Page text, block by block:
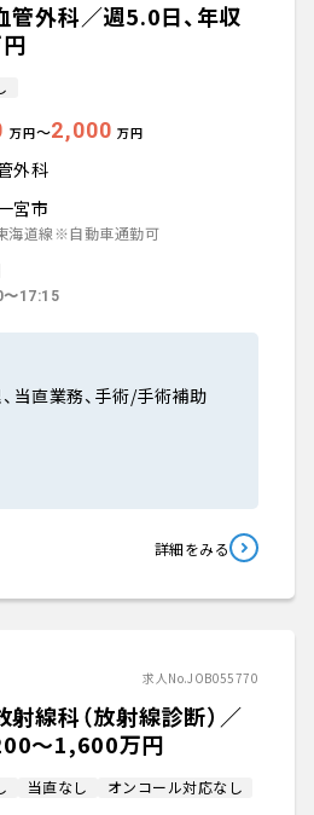
管外科／週5.0日、年収
万円〜2,000 万円
外科
宮市
海道線※自動車通勤可
〜17:15
当直業務、手術/手術補助
詳細をみる
求人No.JOB055770
射線科（放射線診断）／
〜1,600万円
当直なし オンコール対応なし